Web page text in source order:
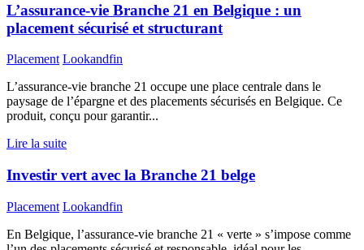
L’assurance-vie Branche 21 en Belgique : un
placement sécurisé et structurant
Placement Lookandfin
L’assurance-vie branche 21 occupe une place centrale dans le
paysage de l’épargne et des placements sécurisés en Belgique. Ce
produit, conçu pour garantir...
Lire la suite
Investir vert avec la Branche 21 belge
Placement Lookandfin
En Belgique, l’assurance-vie branche 21 « verte » s’impose comme